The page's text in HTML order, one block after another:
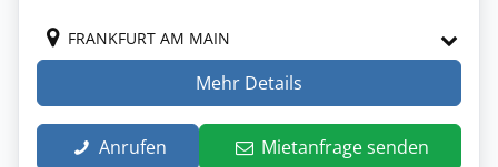
FRANKFURT AM MAIN
Mehr Details
Anrufen Mietanfrage senden